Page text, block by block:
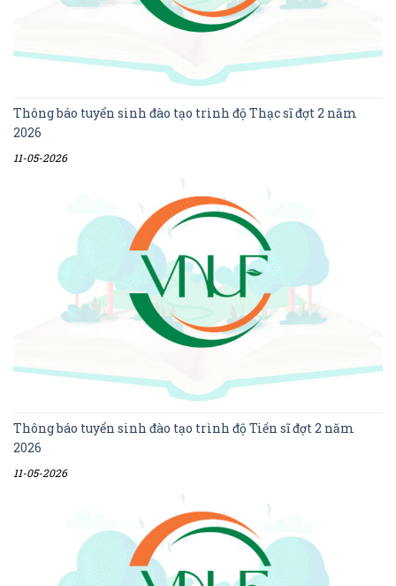
Thông báo tuyển sinh đào tạo trình độ Thạc sĩ đợt 2 năm
2026
11-05-2026
Thông báo tuyển sinh đào tạo trình độ Tiến sĩ đợt 2 năm
2026
11-05-2026